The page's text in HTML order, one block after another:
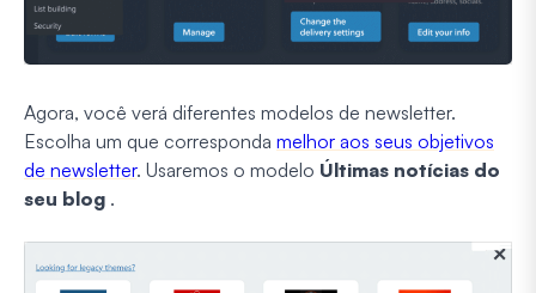
Agora, você verá diferentes modelos de newsletter.
Escolha um que corresponda melhor aos seus objetivos
de newsletter. Usaremos o modelo Últimas notícias do
seu blog .